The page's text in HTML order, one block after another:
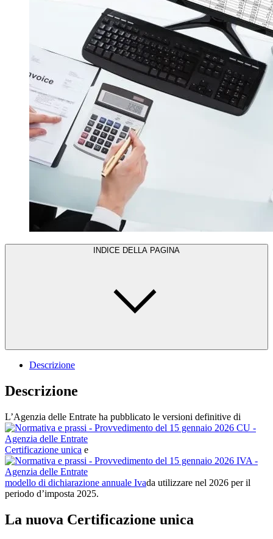
INDICE DELLA PAGINA
Descrizione
Descrizione
L’Agenzia delle Entrate ha pubblicato le versioni definitive di
Certificazione unica e
modello di dichiarazione annuale Ivada utilizzare nel 2026 per il
periodo d’imposta 2025.
La nuova Certificazione unica